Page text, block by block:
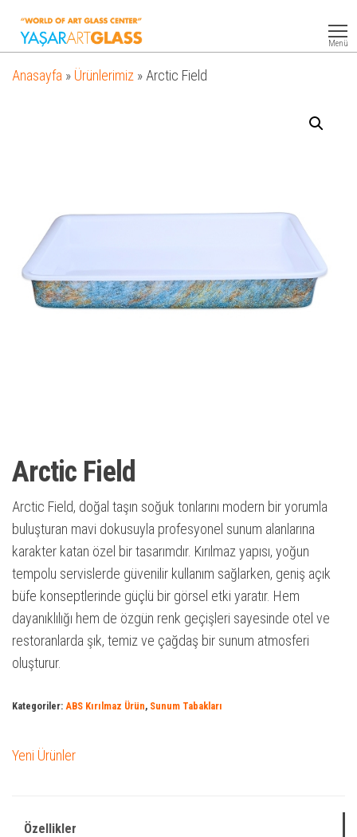
Glass
Menü
Anasayfa » Ürünlerimiz » Arctic Field
Arctic Field
Arctic Field, doğal taşın soğuk tonlarını modern bir yorumla
buluşturan mavi dokusuyla profesyonel sunum alanlarına
karakter katan özel bir tasarımdır. Kırılmaz yapısı, yoğun
tempolu servislerde güvenilir kullanım sağlarken, geniş açık
büfe konseptlerinde güçlü bir görsel etki yaratır. Hem
dayanıklılığı hem de özgün renk geçişleri sayesinde otel ve
restoranlarda şık, temiz ve çağdaş bir sunum atmosferi
oluşturur.
Kategoriler: ABS Kırılmaz Ürün, Sunum Tabakları
Yeni Ürünler
Özellikler